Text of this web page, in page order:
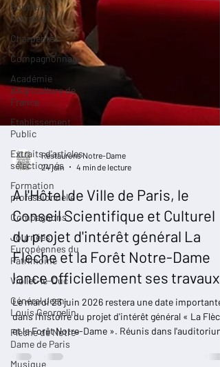
Soutien à
l'Ukraine
Charpentes
Compagnonnage
Académie
d'Agriculture de
France
Etablissement
Public
Extraits d'articles
sélectionnés
Formation
professionnelle
Compagnons
Journées
Européennes du
Patrimoine
Viollet-le-Duc
Général Jean-
Louis Georgelin
Flèche de Notre-
Dame de Paris
Musique
24 juin
4 min de lecture
À l'Hôtel de Ville de Paris, le
Conseil Scientifique et Culturel
du projet d'intérêt général La
Flèche et la Forêt Notre-Dame
lance officiellement ses travaux
Le mardi 23 juin 2026 restera une date importante
dans l'histoire du projet d'intérêt général « La
et la Forêt Notre-Dame ». Réunis dans l'auditorium